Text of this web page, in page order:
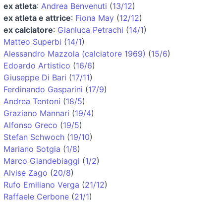
ex atleta: Andrea Benvenuti (13/12)
ex atleta e attrice: Fiona May (12/12)
ex calciatore: Gianluca Petrachi (14/1)
Matteo Superbi (14/1)
Alessandro Mazzola (calciatore 1969) (15/6)
Edoardo Artistico (16/6)
Giuseppe Di Bari (17/11)
Ferdinando Gasparini (17/9)
Andrea Tentoni (18/5)
Graziano Mannari (19/4)
Alfonso Greco (19/5)
Stefan Schwoch (19/10)
Mariano Sotgia (1/8)
Marco Giandebiaggi (1/2)
Alvise Zago (20/8)
Rufo Emiliano Verga (21/12)
Raffaele Cerbone (21/1)